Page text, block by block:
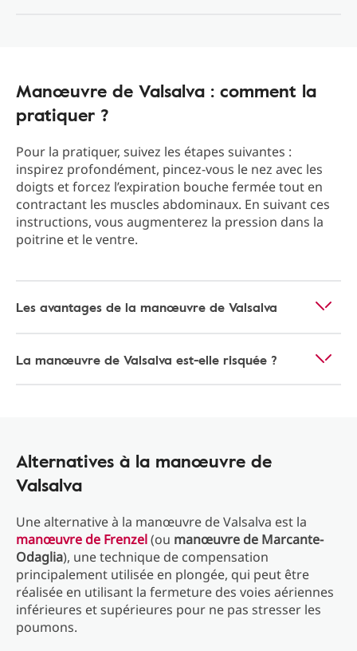
Manœuvre de Valsalva : comment la
pratiquer ?
Pour la pratiquer, suivez les étapes suivantes :
inspirez profondément, pincez-vous le nez avec les
doigts et forcez l’expiration bouche fermée tout en
contractant les muscles abdominaux. En suivant ces
instructions, vous augmenterez la pression dans la
poitrine et le ventre.
Les avantages de la manœuvre de Valsalva
La manœuvre de Valsalva est-elle risquée ?
Alternatives à la manœuvre de
Valsalva
Une alternative à la manœuvre de Valsalva est la
manœuvre de Frenzel(ou manœuvre de Marcante-
Odaglia), une technique de compensation
principalement utilisée en plongée, qui peut être
réalisée en utilisant la fermeture des voies aériennes
inférieures et supérieures pour ne pas stresser les
poumons.